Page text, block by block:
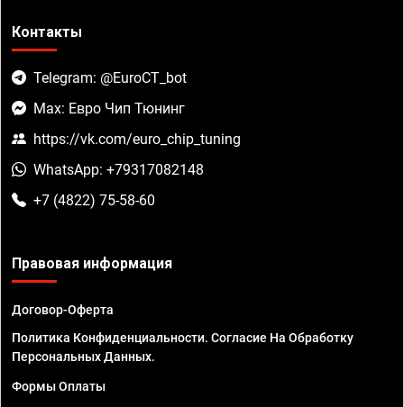
Контакты
Telegram: @EuroCT_bot
Max: Евро Чип Тюнинг
https://vk.com/euro_chip_tuning
WhatsApp: +79317082148
+7 (4822) 75-58-60
Правовая информация
Договор-Оферта
Политика Конфиденциальности. Согласие На Обработку
Персональных Данных.
Формы Оплаты